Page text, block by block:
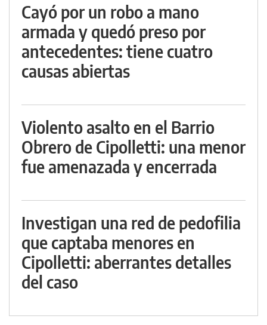
Cayó por un robo a mano
armada y quedó preso por
antecedentes: tiene cuatro
causas abiertas
Violento asalto en el Barrio
Obrero de Cipolletti: una menor
fue amenazada y encerrada
Investigan una red de pedofilia
que captaba menores en
Cipolletti: aberrantes detalles
del caso